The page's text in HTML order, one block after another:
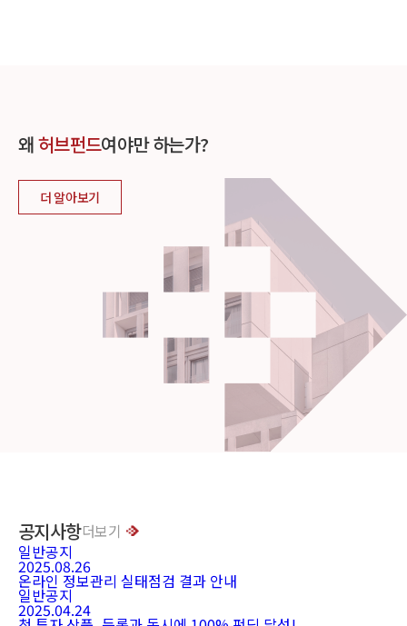
왜허브펀드여야만 하는가?
더 알아보기
공지사항더보기
일반공지
2025.08.26
온라인 정보관리 실태점검 결과 안내
일반공지
2025.04.24